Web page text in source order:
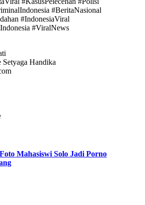
#BeritaNasional
#IndonesiaViral
#ViralNews
Handika
Mahasiswi Solo Jadi Porno